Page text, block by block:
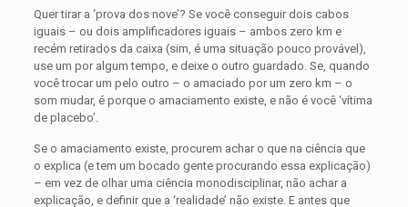
Quer tirar a ‘prova dos nove’? Se você conseguir dois cabos
iguais – ou dois amplificadores iguais – ambos zero km e
recém retirados da caixa (sim, é uma situação pouco provável),
use um por algum tempo, e deixe o outro guardado. Se, quando
você trocar um pelo outro – o amaciado por um zero km – o
som mudar, é porque o amaciamento existe, e não é você ‘vítima
de placebo’.
Se o amaciamento existe, procurem achar o que na ciência que
o explica (e tem um bocado gente procurando essa explicação)
– em vez de olhar uma ciência monodisciplinar, não achar a
explicação, e definir que a ‘realidade’ não existe. E antes que